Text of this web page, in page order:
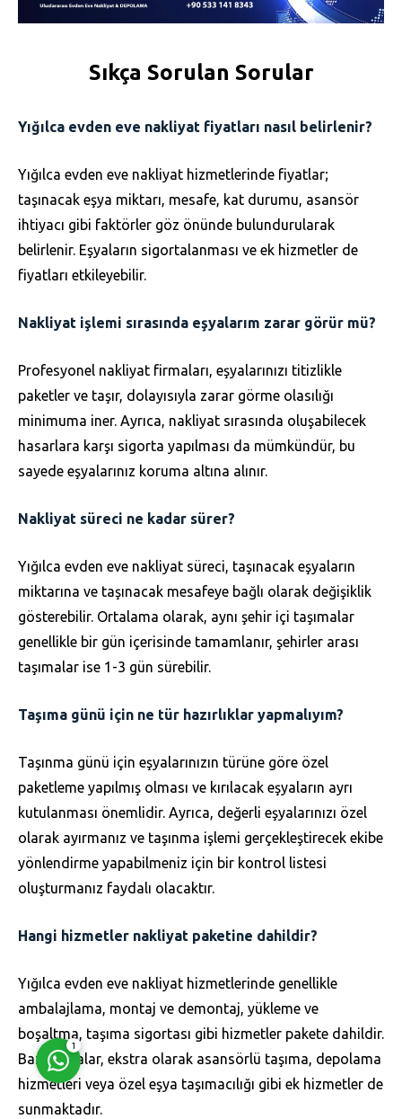
Sıkça Sorulan Sorular
Yığılca evden eve nakliyat fiyatları nasıl belirlenir?
Yığılca evden eve nakliyat hizmetlerinde fiyatlar;
taşınacak eşya miktarı, mesafe, kat durumu, asansör
ihtiyacı gibi faktörler göz önünde bulundurularak
belirlenir. Eşyaların sigortalanması ve ek hizmetler de
fiyatları etkileyebilir.
Nakliyat işlemi sırasında eşyalarım zarar görür mü?
Profesyonel nakliyat firmaları, eşyalarınızı titizlikle
paketler ve taşır, dolayısıyla zarar görme olasılığı
minimuma iner. Ayrıca, nakliyat sırasında oluşabilecek
hasarlara karşı sigorta yapılması da mümkündür, bu
sayede eşyalarınız koruma altına alınır.
Nakliyat süreci ne kadar sürer?
Yığılca evden eve nakliyat süreci, taşınacak eşyaların
miktarına ve taşınacak mesafeye bağlı olarak değişiklik
gösterebilir. Ortalama olarak, aynı şehir içi taşımalar
genellikle bir gün içerisinde tamamlanır, şehirler arası
taşımalar ise 1-3 gün sürebilir.
Taşıma günü için ne tür hazırlıklar yapmalıyım?
Taşınma günü için eşyalarınızın türüne göre özel
paketleme yapılmış olması ve kırılacak eşyaların ayrı
kutulanması önemlidir. Ayrıca, değerli eşyalarınızı özel
olarak ayırmanız ve taşınma işlemi gerçekleştirecek ekibe
yönlendirme yapabilmeniz için bir kontrol listesi
oluşturmanız faydalı olacaktır.
Hangi hizmetler nakliyat paketine dahildir?
Yığılca evden eve nakliyat hizmetlerinde genellikle
ambalajlama, montaj ve demontaj, yükleme ve
boşaltma, taşıma sigortası gibi hizmetler pakete dahildir.
Bazı firmalar, ekstra olarak asansörlü taşıma, depolama
hizmetleri veya özel eşya taşımacılığı gibi ek hizmetler de
sunmaktadır.
Müşteri Temsilcisi
Cevap Yaz
1